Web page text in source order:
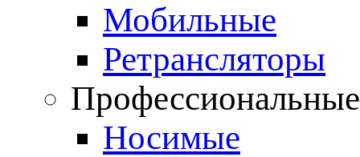
Мобильные
Ретрансляторы
Носимые